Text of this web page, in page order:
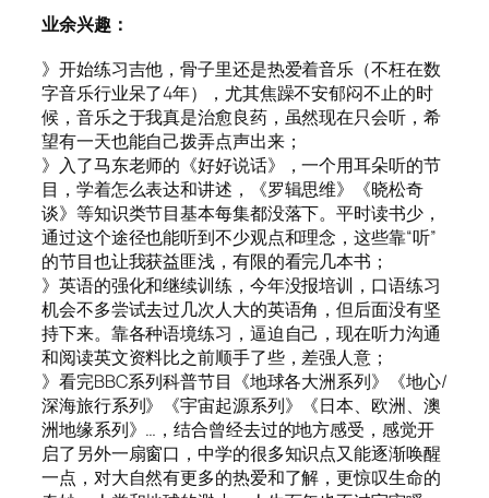
业余兴趣：
》开始练习吉他，骨子里还是热爱着音乐（不枉在数
字音乐行业呆了4年），尤其焦躁不安郁闷不止的时
候，音乐之于我真是治愈良药，虽然现在只会听，希
望有一天也能自己拨弄点声出来；
》入了马东老师的《好好说话》，一个用耳朵听的节
目，学着怎么表达和讲述，《罗辑思维》《晓松奇
谈》等知识类节目基本每集都没落下。平时读书少，
通过这个途径也能听到不少观点和理念，这些靠“听”
的节目也让我获益匪浅，有限的看完几本书；
》英语的强化和继续训练，今年没报培训，口语练习
机会不多尝试去过几次人大的英语角，但后面没有坚
持下来。靠各种语境练习，逼迫自己，现在听力沟通
和阅读英文资料比之前顺手了些，差强人意；
》看完BBC系列科普节目《地球各大洲系列》《地心/
深海旅行系列》《宇宙起源系列》《日本、欧洲、澳
洲地缘系列》…，结合曾经去过的地方感受，感觉开
启了另外一扇窗口，中学的很多知识点又能逐渐唤醒
一点，对大自然有更多的热爱和了解，更惊叹生命的